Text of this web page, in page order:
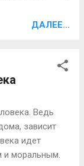
разведенных
Число
Если
что 75
одного
подобная
для тех пар,
ДАЛЕЕ...
Ведь
зависит
идет
и моральным.